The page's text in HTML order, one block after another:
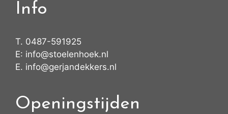
Info
T. 0487-591925
E: info@stoelenhoek.nl
E. info@gerjandekkers.nl
Openingstijden